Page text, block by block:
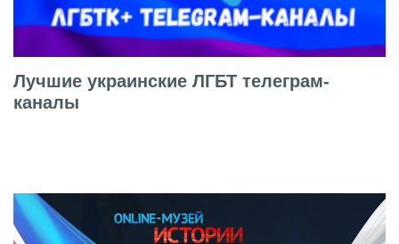
Лучшие украинские ЛГБТ телеграм-
каналы